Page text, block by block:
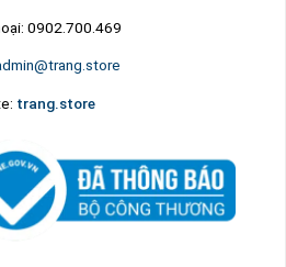
0902.700.469
trang.store